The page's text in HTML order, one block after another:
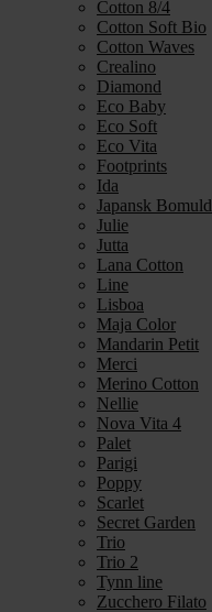
Cotton 8/4
Cotton Soft Bio
Cotton Waves
Crealino
Diamond
Eco Baby
Eco Soft
Eco Vita
Footprints
Ida
Japansk Bomuld
Julie
Jutta
Lana Cotton
Line
Lisboa
Maja Color
Mandarin Petit
Merci
Merino Cotton
Nellie
Nova Vita 4
Palet
Parigi
Poppy
Scarlet
Secret Garden
Trio
Trio 2
Tynn line
Zucchero Filato